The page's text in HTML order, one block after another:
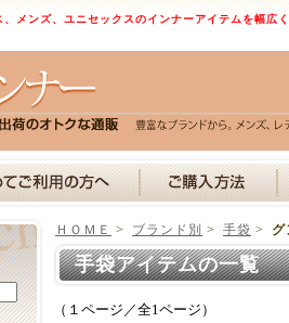
メンズ、ユニセックスのインナーアイテムを幅広
ＨＯＭＥ > ブランド別 > 手袋 >
手袋アイテムの一覧
（１ページ／全1ページ）